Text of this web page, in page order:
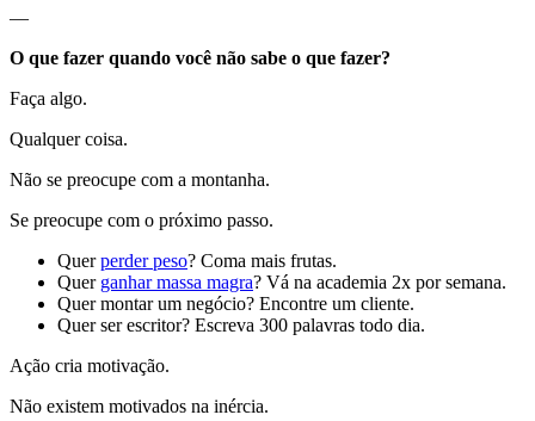
—
O que fazer quando você não sabe o que fazer?
Faça algo.
Qualquer coisa.
Não se preocupe com a montanha.
Se preocupe com o próximo passo.
Querperder peso? Coma mais frutas.
Quer ganhar massa magra? Vá na academia 2x por semana.
Quer montar um negócio? Encontre um cliente.
Quer ser escritor? Escreva 300 palavras todo dia.
Ação cria motivação.
Não existem motivados na inércia.